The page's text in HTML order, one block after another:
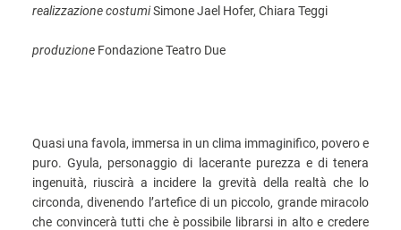
realizzazione costumiSimone Jael Hofer, Chiara Teggi
produzione Fondazione Teatro Due
Quasi una favola, immersa in un clima immaginifico, povero e
puro. Gyula, personaggio di lacerante purezza e di tenera
ingenuità, riuscirà a incidere la grevità della realtà che lo
circonda, divenendo l’artefice di un piccolo, grande miracolo
che convincerà tutti che è possibile librarsi in alto e credere